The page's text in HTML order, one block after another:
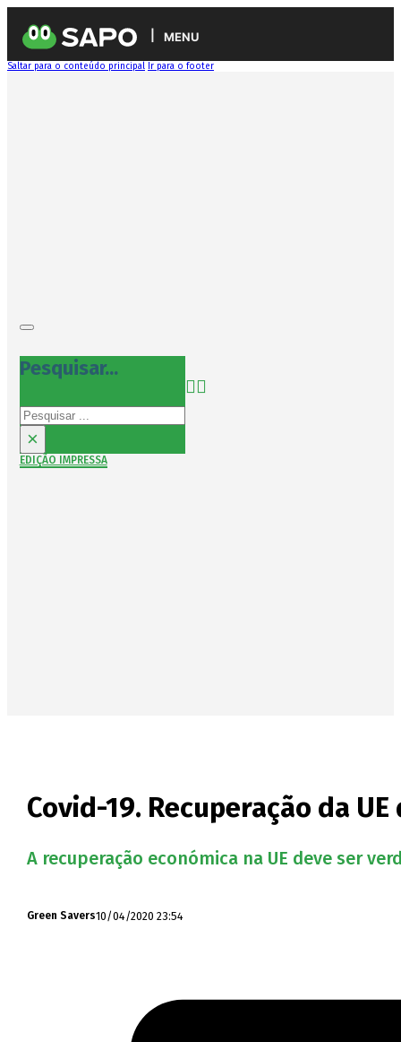
MENU
Saltar para o conteúdo principal Ir para o footer
Pesquisar...
Pesquisar
×
EDIÇÃO IMPRESSA
Covid-19. Recuperação da
A recuperação económica na UE deve ser
Green Savers10/04/2020 23:54